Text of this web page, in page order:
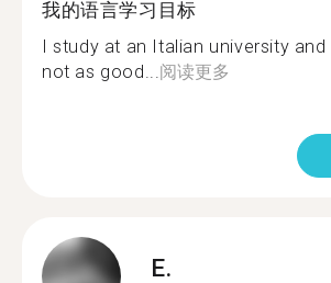
我的语言学习目标
I study at an Italian university and
not as good... 阅读更多
E.